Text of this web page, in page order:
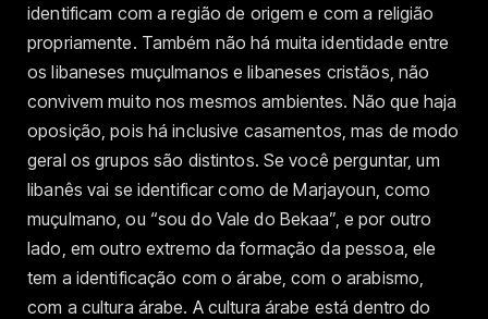
identificam com a região de origem e com a religião
propriamente. Também não há muita identidade entre
os libaneses muçulmanos e libaneses cristãos, não
convivem muito nos mesmos ambientes. Não que haja
oposição, pois há inclusive casamentos, mas de modo
geral os grupos são distintos. Se você perguntar, um
libanês vai se identificar como de Marjayoun, como
muçulmano, ou “sou do Vale do Bekaa”, e por outro
lado, em outro extremo da formação da pessoa, ele
tem a identificação com o árabe, com o arabismo,
com a cultura árabe. A cultura árabe está dentro do